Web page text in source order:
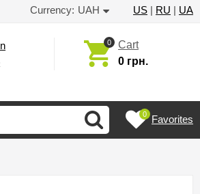
Currency: UAH US | RU | UA
0
Cart
0 грн.
0 Favorites